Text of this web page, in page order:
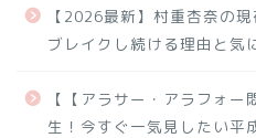
【2026最新】村重杏奈の
ブレイクし続ける理由と気
【【アラサー・アラフォ
生！今すぐ一気見したい平